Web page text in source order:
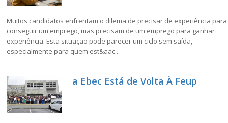
Muitos candidatos enfrentam o dilema de precisar de experiência para
conseguir um emprego, mas precisam de um emprego para ganhar
experiência. Esta situação pode parecer um ciclo sem saída,
especialmente para quem est&aac...
a Ebec Está de Volta À Feup